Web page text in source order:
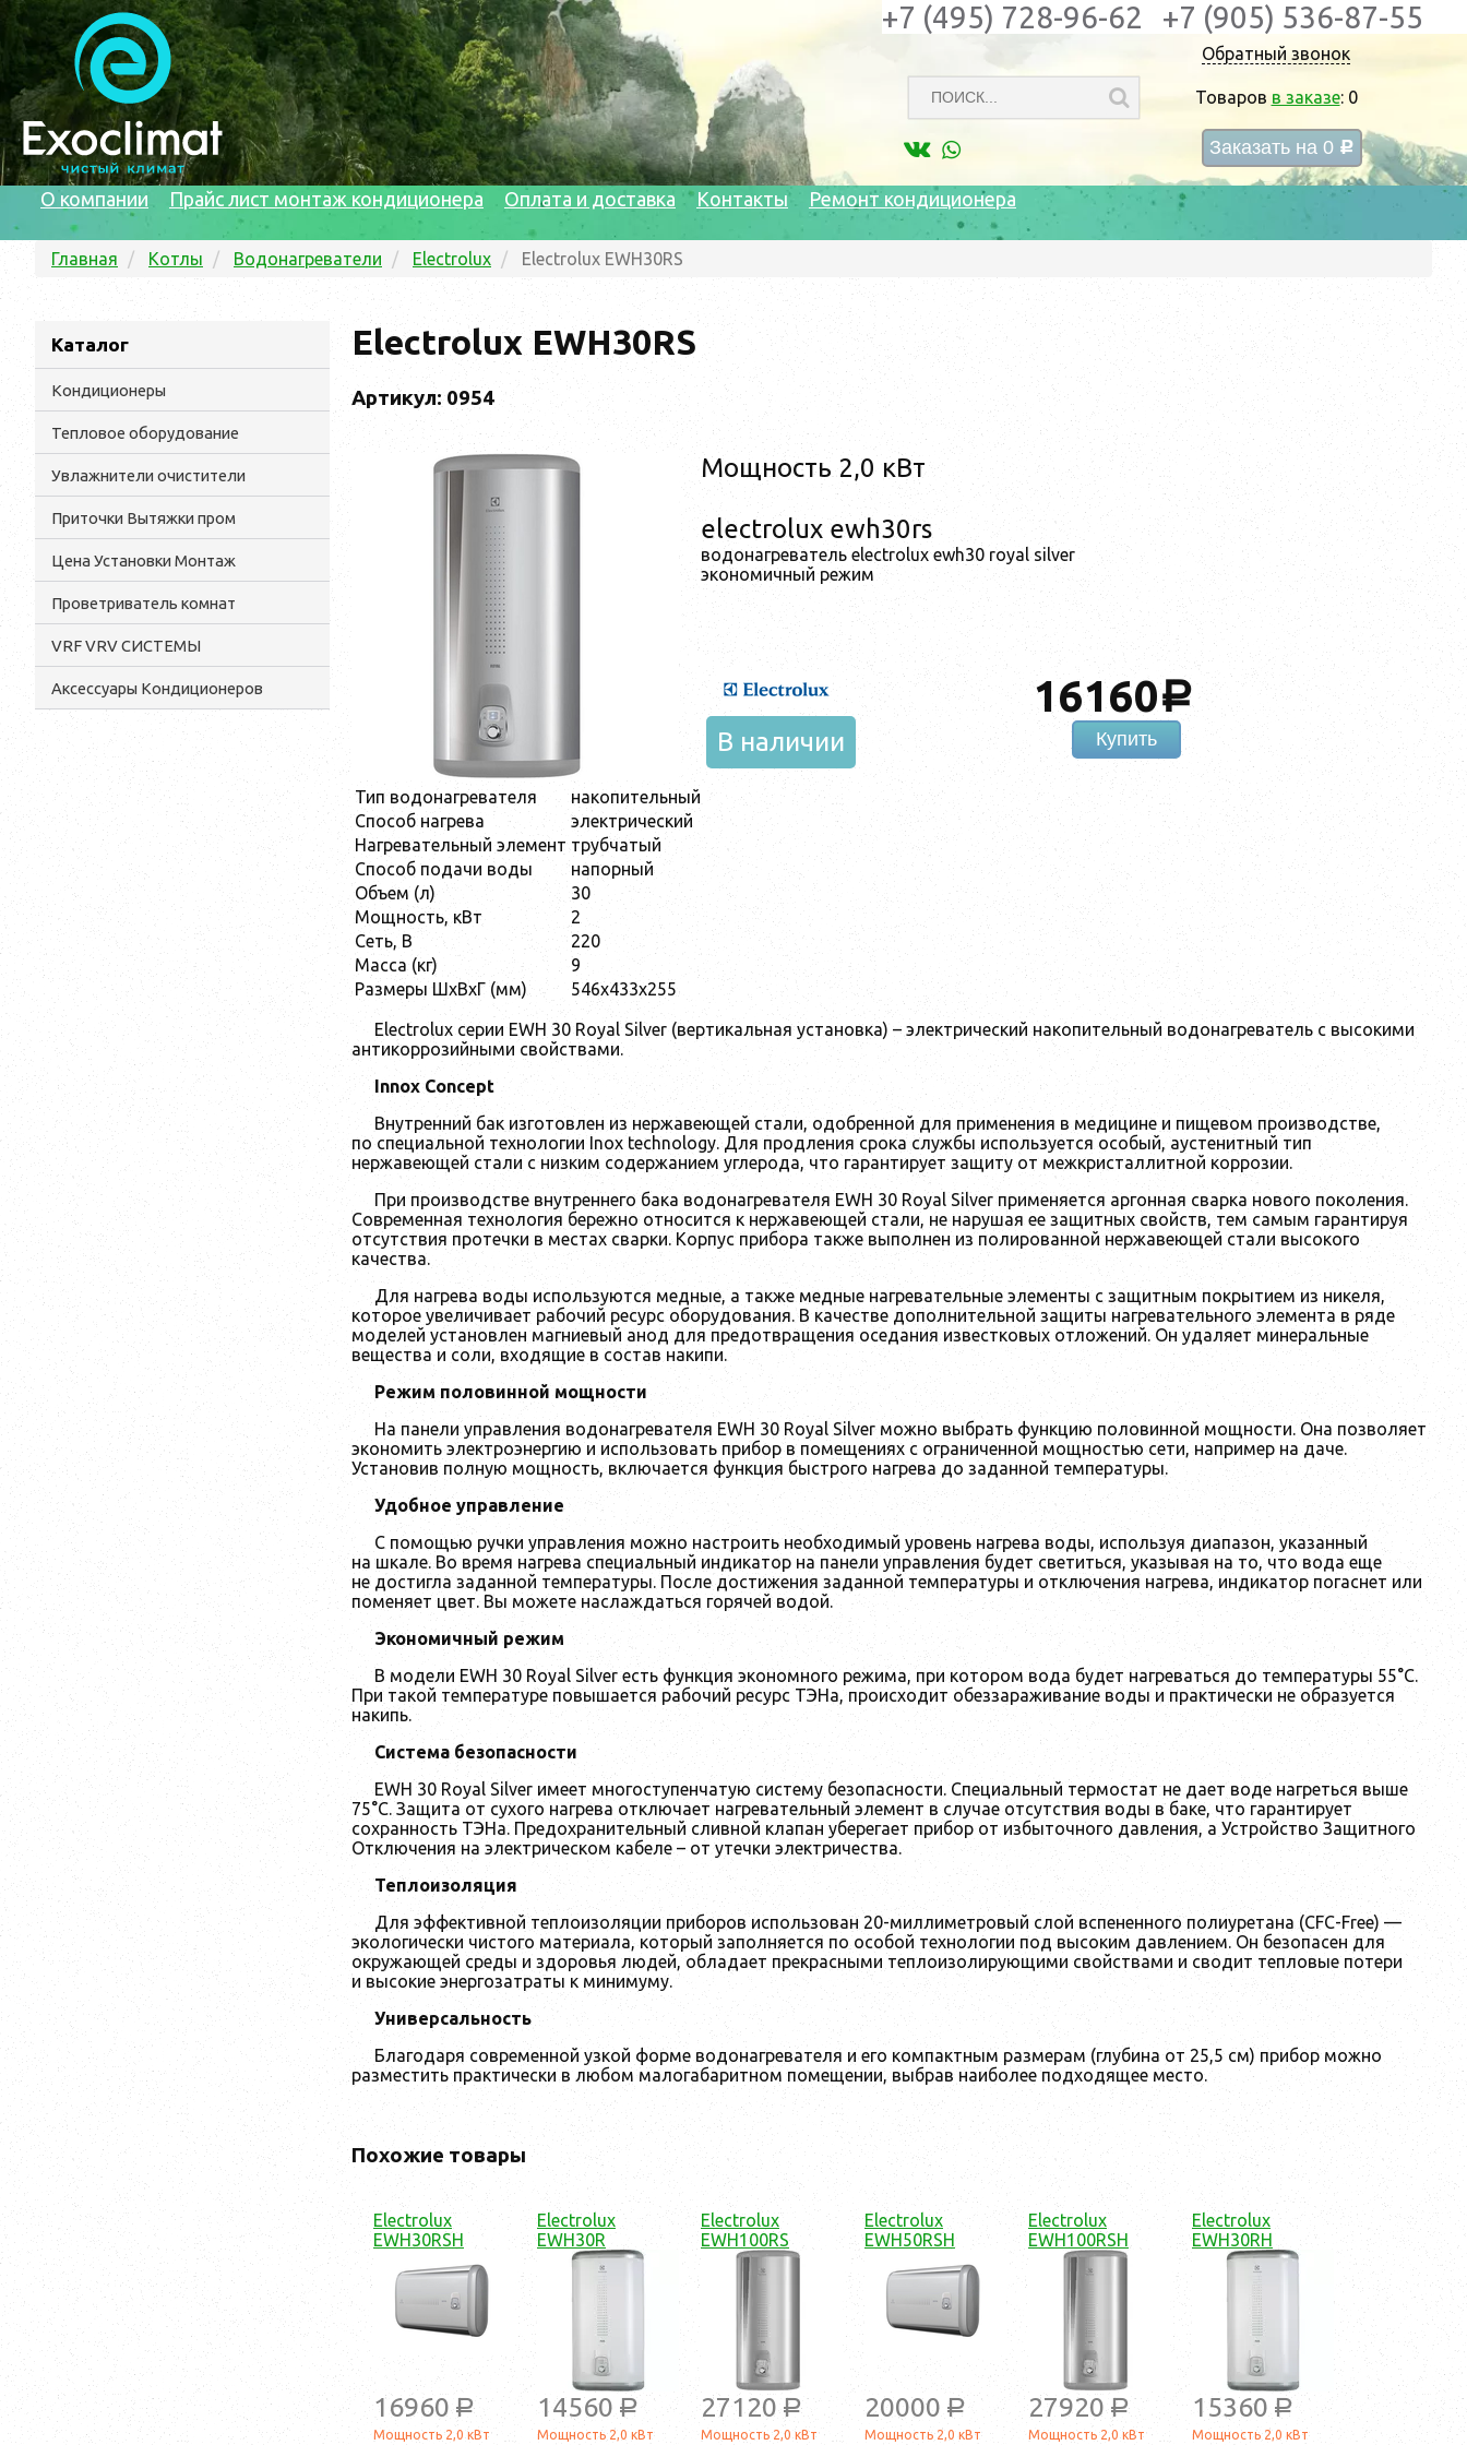
Обратный звонок
Товаров в заказе: 0
Заказать на 0 c
+7 (495) 728-96-62 +7 (905) 536-87-55
О компании Прайс лист монтаж кондиционера Оплата и доставка Контакты Ремонт кондиционера
Главная Котлы Водонагреватели Electrolux Electrolux EWH30RS
Каталог
Кондиционеры
Тепловое оборудование
Увлажнители очистители
Приточки Вытяжки пром
Цена Установки Монтаж
Проветриватель комнат
VRF VRV СИСТЕМЫ
Аксессуары Кондиционеров
Electrolux EWH30RS
Артикул: 0954
Мощность 2,0 кВт
electrolux ewh30rs
водонагреватель electrolux ewh30 royal silver
экономичный режим
16160a
Купить
В наличии
Тип водонагревателя
накопительный
Способ нагрева
электрический
Нагревательный элемент трубчатый
Способ подачи воды
напорный
Объем (л)
30
Мощность, кВт
2
Сеть, В
220
Масса (кг)
9
Размеры ШхВхГ (мм)
546x433x255
Electrolux серии EWH 30 Royal Silver (вертикальная установка) – электрический накопительный водонагреватель с высокими
антикоррозийными свойствами.
Innox Concept
Внутренний бак изготовлен из нержавеющей стали, одобренной для применения в медицине и пищевом производстве,
по специальной технологии Inox technology. Для продления срока службы используется особый, аустенитный тип
нержавеющей стали с низким содержанием углерода, что гарантирует защиту от межкристаллитной коррозии.
При производстве внутреннего бака водонагревателя EWH 30 Royal Silver применяется аргонная сварка нового поколения.
Современная технология бережно относится к нержавеющей стали, не нарушая ее защитных свойств, тем самым гарантируя
отсутствия протечки в местах сварки. Корпус прибора также выполнен из полированной нержавеющей стали высокого
качества.
Для нагрева воды используются медные, а также медные нагревательные элементы с защитным покрытием из никеля,
которое увеличивает рабочий ресурс оборудования. В качестве дополнительной защиты нагревательного элемента в ряде
моделей установлен магниевый анод для предотвращения оседания известковых отложений. Он удаляет минеральные
вещества и соли, входящие в состав накипи.
Режим половинной мощности
На панели управления водонагревателя EWH 30 Royal Silver можно выбрать функцию половинной мощности. Она позволяет
экономить электроэнергию и использовать прибор в помещениях с ограниченной мощностью сети, например на даче.
Установив полную мощность, включается функция быстрого нагрева до заданной температуры.
Удобное управление
С помощью ручки управления можно настроить необходимый уровень нагрева воды, используя диапазон, указанный
на шкале. Во время нагрева специальный индикатор на панели управления будет светиться, указывая на то, что вода еще
не достигла заданной температуры. После достижения заданной температуры и отключения нагрева, индикатор погаснет или
поменяет цвет. Вы можете наслаждаться горячей водой.
Экономичный режим
В модели EWH 30 Royal Silver есть функция экономного режима, при котором вода будет нагреваться до температуры 55°С.
При такой температуре повышается рабочий ресурс ТЭНа, происходит обеззараживание воды и практически не образуется
накипь.
Система безопасности
EWH 30 Royal Silver имеет многоступенчатую систему безопасности. Специальный термостат не дает воде нагреться выше
75°C. Защита от сухого нагрева отключает нагревательный элемент в случае отсутствия воды в баке, что гарантирует
сохранность ТЭНа. Предохранительный сливной клапан уберегает прибор от избыточного давления, а Устройство Защитного
Отключения на электрическом кабеле – от утечки электричества.
Теплоизоляция
Для эффективной теплоизоляции приборов использован 20-миллиметровый слой вспененного полиуретана (CFC-Free) —
экологически чистого материала, который заполняется по особой технологии под высоким давлением. Он безопасен для
окружающей среды и здоровья людей, обладает прекрасными теплоизолирующими свойствами и сводит тепловые потери
и высокие энергозатраты к минимуму.
Универсальность
Благодаря современной узкой форме водонагревателя и его компактным размерам (глубина от 25,5 см) прибор можно
разместить практически в любом малогабаритном помещении, выбрав наиболее подходящее место.
Похожие товары
Electrolux
EWH30RSH
16960 a
Мощность 2,0 кВт
Electrolux
EWH30R
14560 a
Мощность 2,0 кВт
Electrolux
EWH100RS
27120 a
Мощность 2,0 кВт
Electrolux
EWH50RSH
20000 a
Мощность 2,0 кВт
Electrolux
EWH100RSH
27920 a
Мощность 2,0 кВт
Electrolux
EWH30RH
15360 a
Мощность 2,0 кВт